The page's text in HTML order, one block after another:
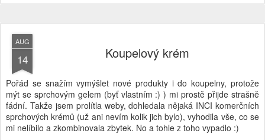
14
mýt se sprchovým gelem (byť vlastním :) ) mi prostě přijde strašně
fádní. Takže jsem prolítla weby, dohledala nějaká INCI komerčních
sprchových krémů (už ani nevím kolik jich bylo), vyhodila vše, co se
mi nelíbilo a zkombinovala zbytek. No a tohle z toho vypadlo :)